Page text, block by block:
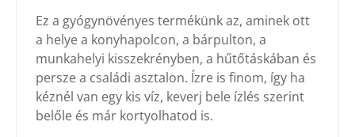
Ez a gyógynövényes termékünk az, aminek ott
a helye a konyhapolcon, a bárpulton, a
munkahelyi kisszekrényben, a hűtőtáskában és
persze a családi asztalon. Ízre is finom, így ha
kéznél van egy kis víz, keverj bele ízlés szerint
belőle és már kortyolhatod is.